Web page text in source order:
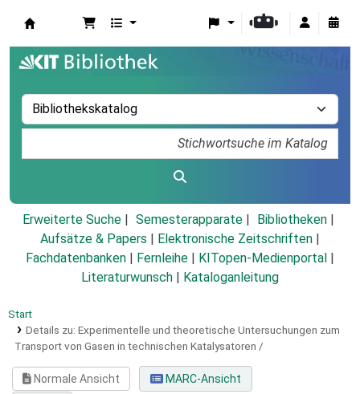
Erweiterte Suche Semesterapparate
Bibliotheken
Aufsätze & Papers
Elektronische Zeitschriften
Fachdatenbanken
Fernleihe KITopen-Medienportal
Literaturwunsch
Kataloganleitung
Start
Details zu: Experimentelle und theoretische Untersuchungen zum
Transport von Gasen in technischen Katalysatoren /
Normale Ansicht
MARC-Ansicht